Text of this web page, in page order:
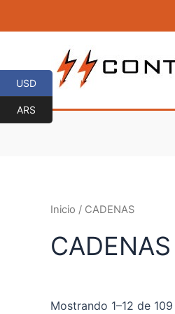
Inicio / CADENAS
CADENAS
Mostrando 1–12 de
USD
ARS